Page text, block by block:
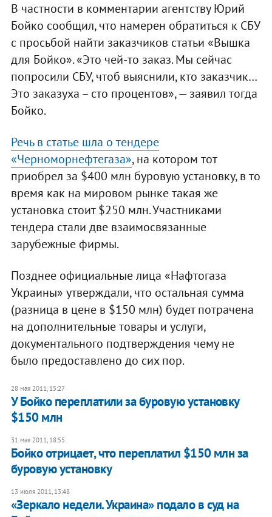
В частности в комментарии агентству Юрий
Бойко сообщил, что намерен обратиться к СБУ
с просьбой найти заказчиков статьи «Вышка
для Бойко». «Это чей-то заказ. Мы сейчас
попросили СБУ, чтоб выяснили, кто заказчик…
Это заказуха – сто процентов», — заявил тогда
Бойко.
Речь в статье шла о тендере
«Черноморнефтегаза», на котором тот
приобрел за $400 млн буровую установку, в то
время как на мировом рынке такая же
установка стоит $250 млн. Участниками
тендера стали две взаимосвязанные
зарубежные фирмы.
Позднее официальные лица «Нафтогаза
Украины» утверждали, что остальная сумма
(разница в цене в $150 млн) будет потрачена
на дополнительные товары и услуги,
документального подтверждения чему не
было предоставлено до сих пор.
28 мая 2011, 15:27
У Бойко переплатили за буровую установку
$150 млн
31 мая 2011, 18:55
Бойко отрицает, что переплатил $150 млн за
буровую установку
13 июля 2011, 13:48
«Зеркало недели. Украина» подало в суд на